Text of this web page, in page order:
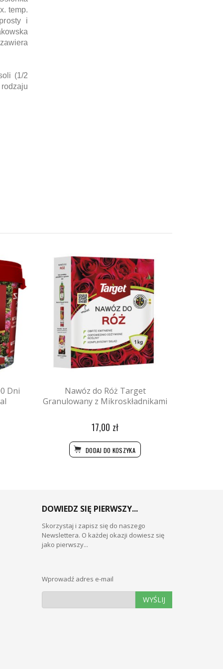
temp.
i
(1/2
Dni
Nawóz do Róż Target
Granulowany z Mikroskładnikami
17,00 zł
DODAJ DO KOSZYKA
DOWIEDZ SIĘ PIERWSZY...
Skorzystaj i zapisz się do naszego
Newslettera. O każdej okazji dowiesz się
jako pierwszy...
Wprowadź adres e-mail
WYŚLIJ